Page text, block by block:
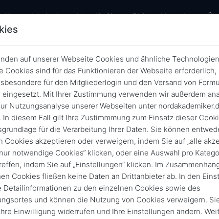
Warum dabei sein AlumniOnSite FAQ Mentoring
Hamburg
2025 |
23. Okt. 2025 19:00
An-/Abmeldefrist 23. Okt. 2025
Vergangene
auf unserer Webseite Cookies und ähnliche
Cookies sind für das Funktionieren der Webseite erforderlich,
für den Mitgliederlogin und den Versand von
eingesetzt. Mit Ihrer Zustimmung verwenden wir außerdem
Nutzungsanalyse unserer Webseiten unter
In diesem Fall gilt Ihre Zustimmmung zum Einsatz dieser
für die Verarbeitung Ihrer Daten. Sie können
Cookies akzeptieren oder verweigern, indem Sie auf „alle
notwendige Cookies“ klicken, oder eine Auswahl pro
indem Sie auf „Einstellungen“ klicken. Im
Cookies fließen keine Daten an Drittanbieter ab. In den
Detailinformationen zu den einzelnen Cookies sowie des
und können die Nutzung von Cookies verweigern.
Einwilligung widerrufen und Ihre Einstellungen ändern.